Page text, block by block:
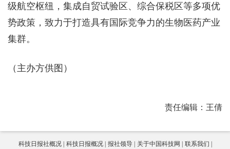
级航空枢纽，集成自贸试验区、综合保税区等多项优
势政策，致力于打造具有国际竞争力的生物医药产业
集群。
（主办方供图）
责任编辑：王倩
科技日报社概况 科技日报概况 报社领导 关于中国科技网 联系我们